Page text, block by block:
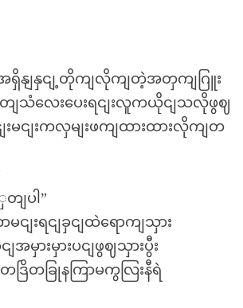
ရှိနျနှငျ့တိုကျလိုကျတဲ့အတှကျဂြူး
တျသံလေးပေးရငျးလူကယိုငျသလိုဖွဈ
းမငျးကလှမျးဖကျထားထားလိုကျတ
ျပါ”
မငျးရငျခှငျထဲရောကျသှား
အမှားမှားပငျဖွဈသှားပွီး
ြိတခြုနကြာမကွလြးနီရဲ